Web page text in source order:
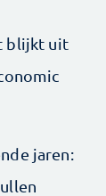
blijkt uit
jaren: